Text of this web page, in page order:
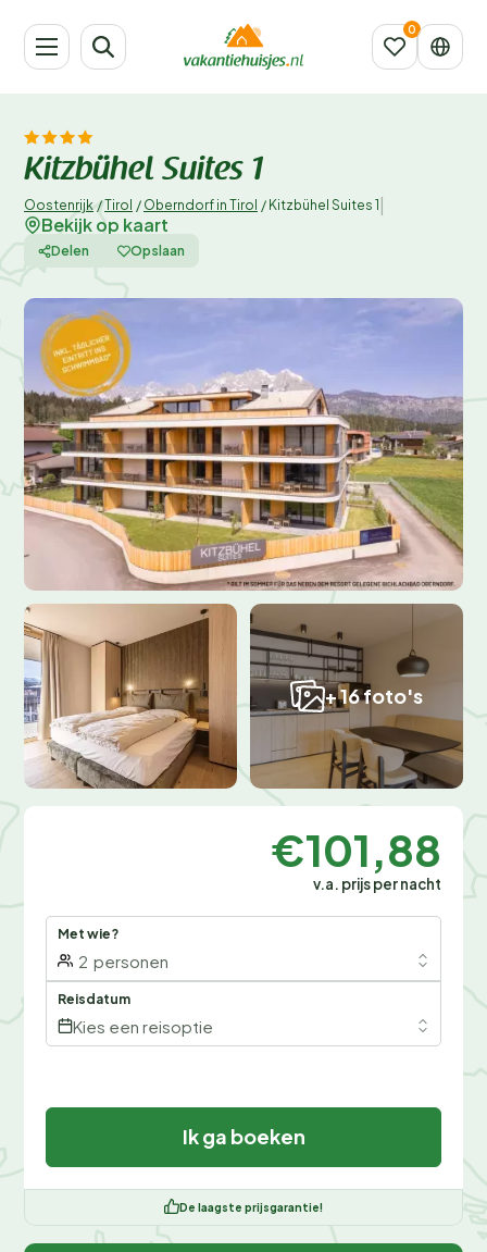
Kitzbühel Suites 1
Oostenrijk /Tirol / Oberndorf in Tirol / Kitzbühel Suites 1
Bekijk op kaart
Delen Opslaan
+ 16 foto's
€101,88
v.a. prijs per nacht
Met wie?
2 personen
Reisdatum
Kies een reisoptie
Ik ga boeken
De laagste prijsgarantie!